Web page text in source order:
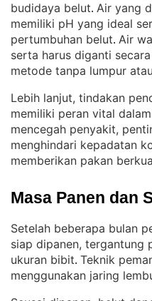
budidaya belut. Air yang
memiliki pH yang ideal
pertumbuhan belut. Air
serta harus diganti
metode tanpa lumpur
Lebih lanjut, tindakan
memiliki peran vital
mencegah penyakit,
menghindari kepadatan
memberikan pakan
Masa Panen dan
Setelah beberapa bulan
siap dipanen, tergantung
ukuran bibit. Teknik
menggunakan jaring